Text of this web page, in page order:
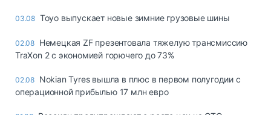
03.08 Toyo выпускает новые зимние грузовые шины
02.08 Немецкая ZF презентовала тяжелую трансмиссию
TraXon 2 с экономией горючего до 73%
02.08 Nokian Tyres вышла в плюс в первом полугодии с
операционной прибылью 17 млн евро